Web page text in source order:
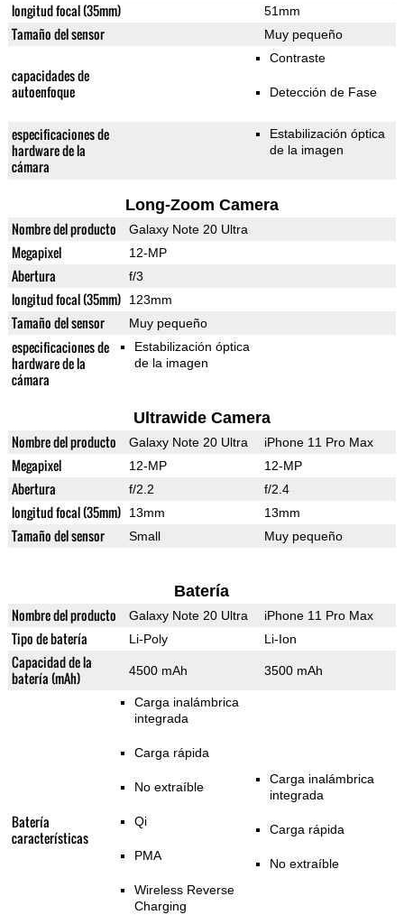
longitud focal (35mm) 51mm
Tamaño del sensor Muy pequeño
capacidades de
autoenfoque
Contraste
Detección de Fase
especificaciones de
hardware de la
cámara
Estabilización óptica
de la imagen
Long-Zoom Camera
Nombre del producto Galaxy Note 20 Ultra
Megapixel 12-MP
Abertura f/3
longitud focal (35mm) 123mm
Tamaño del sensor Muy pequeño
especificaciones de
hardware de la
cámara
Estabilización óptica
de la imagen
Ultrawide Camera
Nombre del producto Galaxy Note 20 Ultra iPhone 11 Pro Max
Megapixel 12-MP 12-MP
Abertura f/2.2 f/2.4
longitud focal (35mm) 13mm 13mm
Tamaño del sensor Small Muy pequeño
Batería
Nombre del producto Galaxy Note 20 Ultra iPhone 11 Pro Max
Tipo de batería Li-Poly Li-Ion
Capacidad de la
batería (mAh)
4500 mAh 3500 mAh
Batería
características
Carga inalámbrica
integrada
Carga rápida
No extraíble
Qi
PMA
Wireless Reverse
Charging
Carga inalámbrica
integrada
Carga rápida
No extraíble